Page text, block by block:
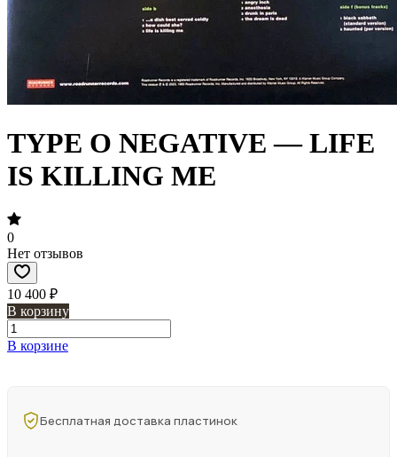
TYPE O NEGATIVE — LIFE
IS KILLING ME
0
Нет отзывов
10 400 ₽
В корзину
В корзине
Бесплатная доставка пластинок